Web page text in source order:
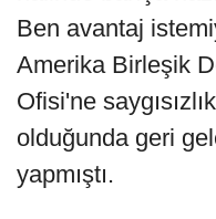
Ben avantaj
Amerika Birleşik
Ofisi'ne
olduğunda geri
yapmıştı.